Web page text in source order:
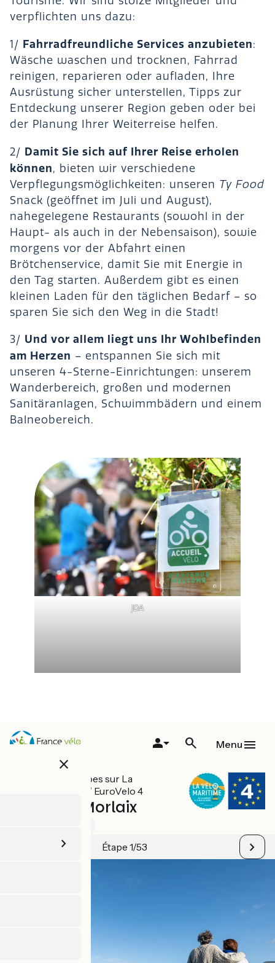
JDA
verpflichten uns dazu:
1/ Fahrradfreundliche Services anzubieten:
Wäsche waschen und trocknen, Fahrrad
reinigen, reparieren oder aufladen, Ihre
Ausrüstung sicher unterstellen, Tipps zur
Entdeckung unserer Region geben oder bei
der Planung Ihrer Weiterreise helfen.
2/ Damit Sie sich auf Ihrer Reise erholen
können, bieten wir verschiedene
Verpflegungsmöglichkeiten: unseren Ty Food
Snack (geöffnet im Juli und August),
nahegelegene Restaurants (sowohl in der
Haupt- als auch in der Nebensaison), sowie
morgens vor der Abfahrt einen
Brötchenservice, damit Sie mit Energie in
den Tag starten. Außerdem gibt es einen
kleinen Laden für den täglichen Bedarf – so
sparen Sie sich den Weg in die Stadt!
3/ Und vor allem liegt uns Ihr Wohlbefinden
am Herzen – entspannen Sie sich mit
unseren 4-Sterne-Einrichtungen: unserem
Wanderbereich, großen und modernen
Sanitäranlagen, Schwimmbädern und einem
Balneobereich.